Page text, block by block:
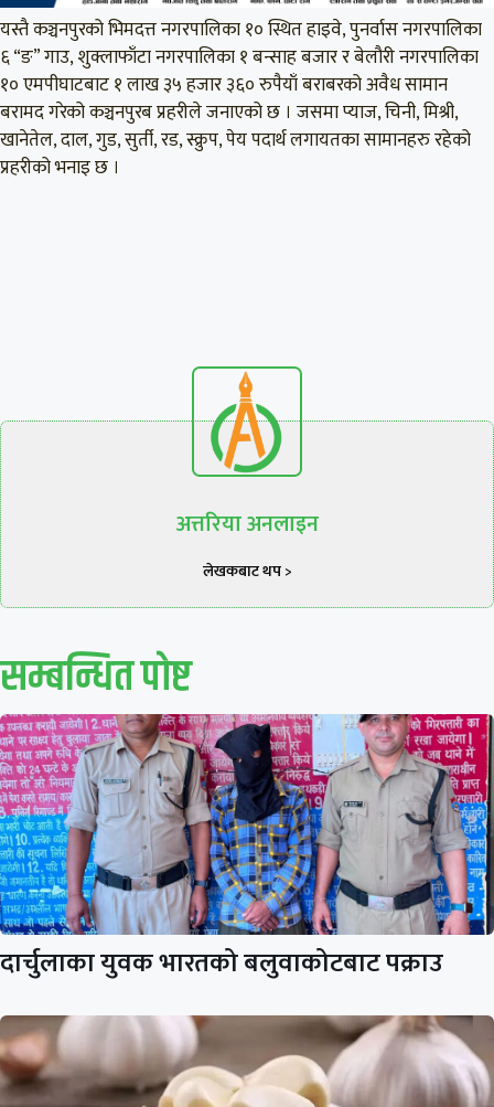
यस्तै कञ्चनपुरको भिमदत्त नगरपालिका १० स्थित हाइवे, पुनर्वास नगरपालिका
६ “ङ” गाउ, शुक्लाफाँटा नगरपालिका १ बन्साह बजार र बेलौरी नगरपालिका
१० एमपीघाटबाट १ लाख ३५ हजार ३६० रुपैयाँ बराबरको अवैध सामान
बरामद गरेको कञ्चनपुरब प्रहरीले जनाएको छ । जसमा प्याज, चिनी, मिश्री,
खानेतेल, दाल, गुड, सुर्ती, रड, स्क्रुप, पेय पदार्थ लगायतका सामानहरु रहेको
प्रहरीको भनाइ छ ।
अत्तरिया अनलाइन
लेखकबाट थप >
सम्बन्धित पाेष्ट
दार्चुलाका युवक भारतको बलुवाकोटबाट पक्राउ